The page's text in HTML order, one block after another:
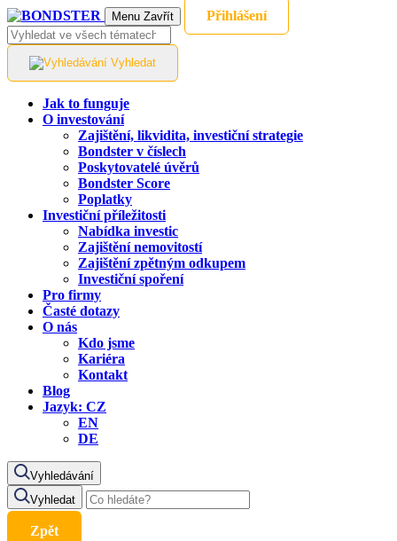
Menu Zavřít Přihlášení
Vyhledat
Jak to funguje
O investování
Zajištění, likvidita, investiční strategie
Bondster v číslech
Poskytovatelé úvěrů
Bondster Score
Poplatky
Investiční příležitosti
Nabídka investic
Zajištění nemovitostí
Zajištění zpětným odkupem
Investiční spoření
Pro firmy
Časté dotazy
O nás
Kdo jsme
Kariéra
Kontakt
Blog
Jazyk: CZ
EN
DE
Vyhledávání
Vyhledat
Zpět